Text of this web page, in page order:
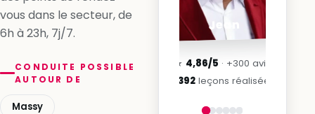
vous dans le secteur, de
6h à 23h, 7j/7.
CONDUITE POSSIBLE
AUTOUR DE
Massy
Jean
★ 4,86/5 · +300 avis
3 392 leçons réalisées